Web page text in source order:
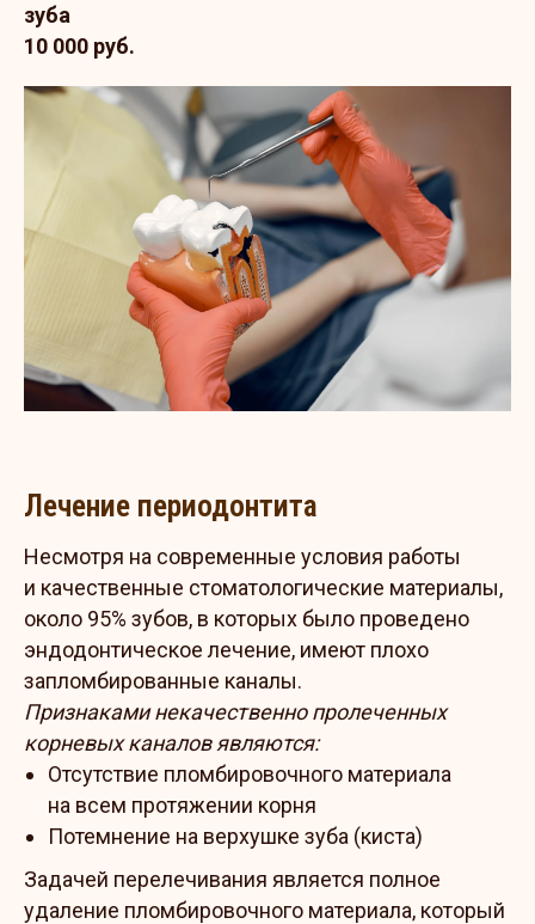
зуба
10 000 руб.
Лечение периодонтита
Несмотря на современные условия работы
и качественные стоматологические материалы,
около 95% зубов, в которых было проведено
эндодонтическое лечение, имеют плохо
запломбированные каналы.
Признаками некачественно пролеченных
корневых каналов являются:
Отсутствие пломбировочного материала
на всем протяжении корня
Потемнение на верхушке зуба (киста)
Задачей перелечивания является полное
удаление пломбировочного материала, который